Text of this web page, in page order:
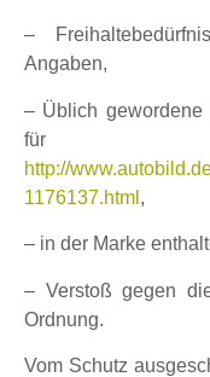
–
Angaben,
– Üblich gewordene
für
http://
1176137.html ,
– in der Marke
– Verstoß gegen
Ordnung.
Vom Schutz